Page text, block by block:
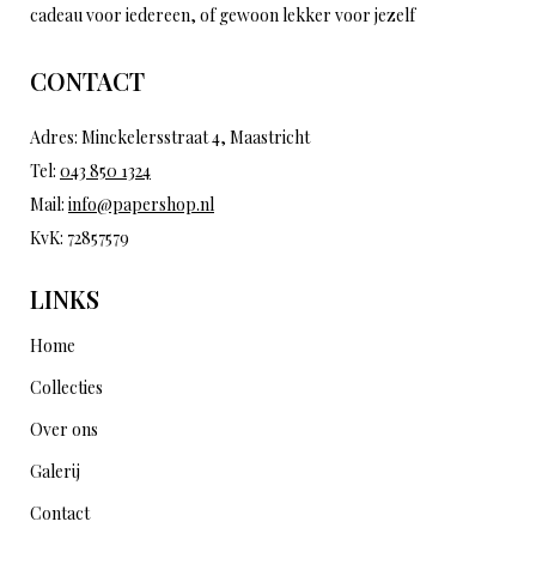
cadeau voor iedereen, of gewoon lekker voor jezelf
CONTACT
Adres: Minckelersstraat 4, Maastricht
Tel: 043 850 1324
Mail: info@papershop.nl
KvK: 72857579
LINKS
Home
Collecties
Over ons
Galerij
Contact